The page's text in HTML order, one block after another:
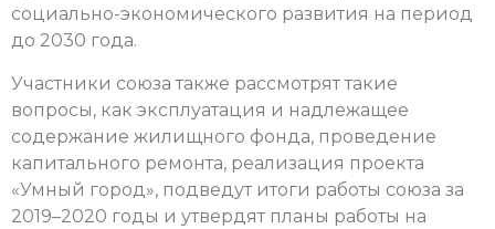
социально-экономического развития на период
до 2030 года.
Участники союза также рассмотрят такие
вопросы, как эксплуатация и надлежащее
содержание жилищного фонда, проведение
капитального ремонта, реализация проекта
«Умный город», подведут итоги работы союза за
2019–2020 годы и утвердят планы работы на